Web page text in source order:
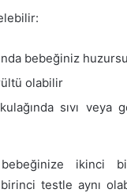
bebeğiniz
olabilir
sıvı veya
ikinci
testle aynı